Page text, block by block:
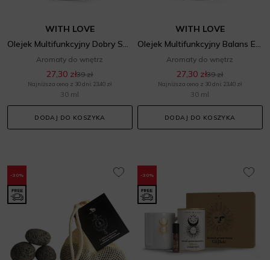
WITH LOVE
Olejek Multifunkcyjny Dobry Sen Energia Ziemi
Aromaty do wnętrz
27,30 zł39 zł
Najniższa cena z 30 dni: 23,40 zł
30 ml
DODAJ DO KOSZYKA
WITH LOVE
Olejek Multifunkcyjny Balans Energia Ognia
Aromaty do wnętrz
27,30 zł39 zł
Najniższa cena z 30 dni: 23,40 zł
30 ml
DODAJ DO KOSZYKA
-30% -30%